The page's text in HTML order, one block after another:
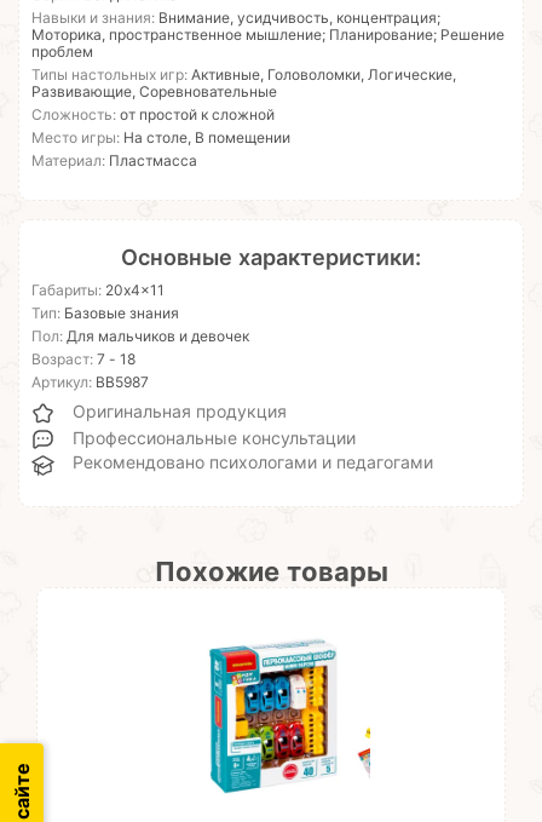
Навыки и знания: Внимание, усидчивость, концентрация;
Моторика, пространственное мышление; Планирование; Решение
проблем
Типы настольных игр: Активные, Головоломки, Логические,
Развивающие, Соревновательные
Сложность: от простой к сложной
Место игры: На столе, В помещении
Материал: Пластмасса
Основные характеристики:
Габариты: 20x4x11
Тип: Базовые знания
Пол: Для мальчиков и девочек
Возраст: 7 - 18
Артикул: ВВ5987
Оригинальная продукция
Профессиональные консультации
Рекомендовано психологами и педагогами
Похожие товары